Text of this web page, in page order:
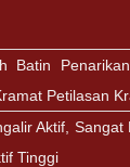
Batin
Petilasan
Aktif, Sangat
Tinggi